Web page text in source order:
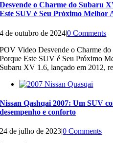
Desvende o Charme do Subaru
Este SUV é Seu Próximo Melhor
4 de outubro de 2024|0 Comments
POV Video Desvende o Charme
Porque Este SUV é Seu Próximo
Subaru XV 1.6, lançado em 2012,
Nissan Qashqai 2007: Um SUV
desempenho e conforto
24 de julho de 2023|0 Comments